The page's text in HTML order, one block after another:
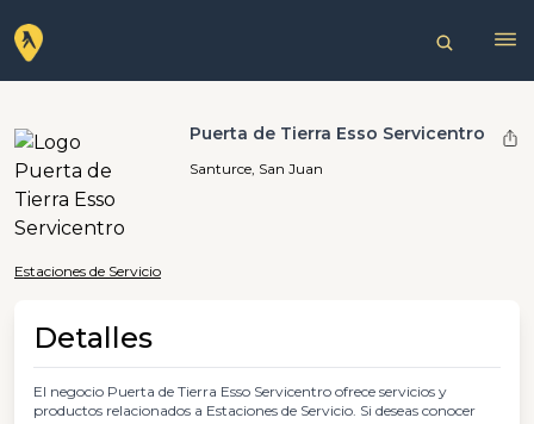
Puerta de Tierra Esso Servicentro
Santurce, San Juan
Estaciones de Servicio
Detalles
El negocio Puerta de Tierra Esso Servicentro ofrece servicios y
productos relacionados a Estaciones de Servicio. Si deseas conocer